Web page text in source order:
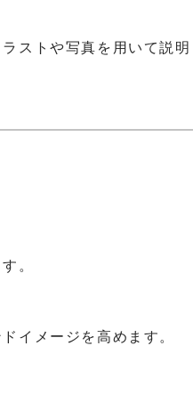
ストや写真を用いて説
。
イメージを高めます。